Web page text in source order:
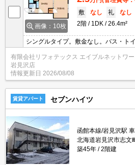
画像：10枚
敷
なし 礼
なし
2階
1DK 26.4m²
シングルタイプ。敷金なし。バス・トイ
有限会社リフォテックス エイブルネットワー
岩見沢店
情報更新日 2026/08/08
賃貸アパート セブンハイツ
函館本線/岩見沢駅
北海道岩見沢市志文
築45年
2階建